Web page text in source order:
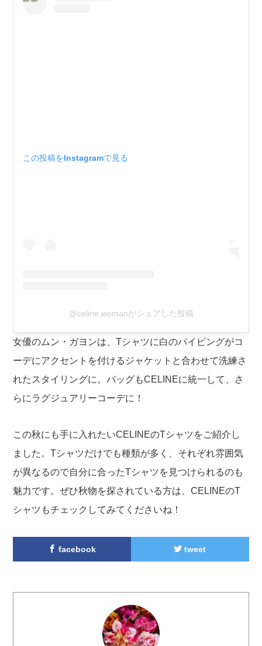
この投稿をInstagramで見る
@celine.womanがシェアした投稿
女優のムン・ガヨンは、Tシャツに白のパイピングがコ
ーデにアクセントを付けるジャケットと合わせて洗練さ
れたスタイリングに。バッグもCELINEに統一して、さ
らにラグジュアリーコーデに！
この秋にも手に入れたいCELINEのTシャツをご紹介し
ました。Tシャツだけでも種類が多く、それぞれ雰囲気
が異なるので自分に合ったTシャツを見つけられるのも
魅力です。ぜひ秋物を探されている方は、CELINEのT
シャツもチェックしてみてくださいね！
facebook tweet